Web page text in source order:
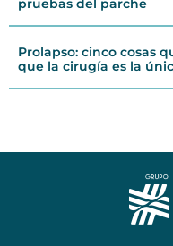
pruebas del parche
Prolapso: cinco cosas
que la cirugía es la